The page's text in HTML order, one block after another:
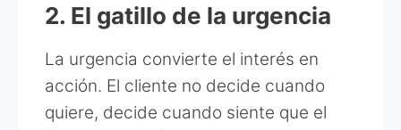
2. El gatillo de la urgencia
La urgencia convierte el interés en
acción. El cliente no decide cuando
quiere, decide cuando siente que el